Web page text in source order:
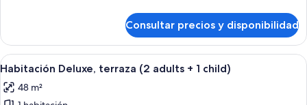
Deluxe,
terraza
(2
Consultar precios y disponibilidad
Abrir
todas
las
Un balcón con mesa y sillas, con
5
Habitación Deluxe, terraza (2 adults + 1 child)
48 m²